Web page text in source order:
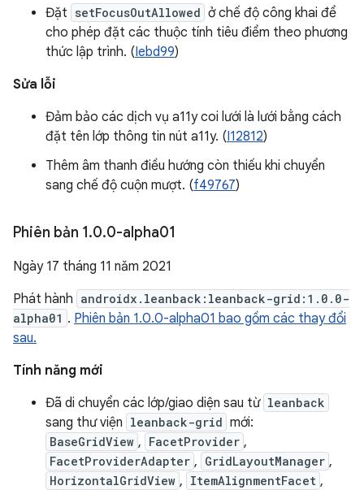
Đặt setFocusOutAllowed ở chế độ công khai để
cho phép đặt các thuộc tính tiêu điểm theo phương
thức lập trình. (Iebd99)
Sửa lỗi
Đảm bảo các dịch vụ a11y coi lưới là lưới bằng cách
đặt tên lớp thông tin nút a11y. (I12812)
Thêm âm thanh điều hướng còn thiếu khi chuyển
sang chế độ cuộn mượt. (f49767)
Phiên bản 1.0.0-alpha01
Ngày 17 tháng 11 năm 2021
Phát hành androidx.leanback:leanback-grid:1.0.0-
alpha01 . Phiên bản 1.0.0-alpha01 bao gồm các thay đổi
sau.
Tính năng mới
Đã di chuyển các lớp/giao diện sau từ leanback
sang thư viện leanback-grid mới:
BaseGridView , FacetProvider ,
FacetProviderAdapter , GridLayoutManager ,
HorizontalGridView , ItemAlignmentFacet ,